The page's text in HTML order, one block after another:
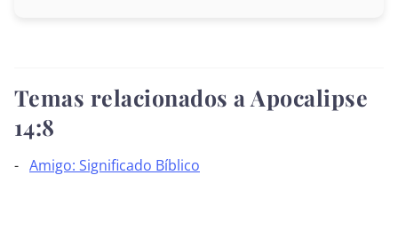
Efésios
Temas relacionados a Apocalipse
14:8
Amigo: Significado Bíblico